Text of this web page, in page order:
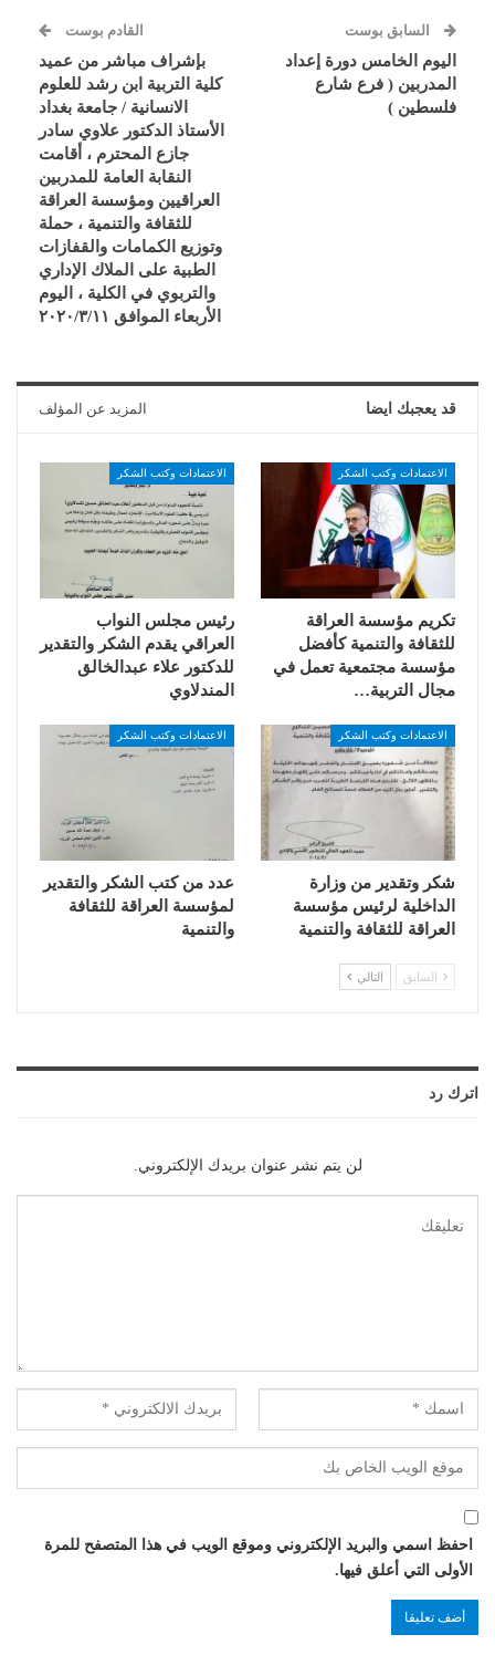
السابق بوست
اليوم الخامس دورة إعداد
المدربين ( فرع شارع
فلسطين )
القادم بوست
بإشراف مباشر من عميد
كلية التربية ابن رشد للعلوم
الانسانية / جامعة بغداد
الأستاذ الدكتور علاوي سادر
جازع المحترم ، أقامت
النقابة العامة للمدربين
العراقيين ومؤسسة العراقة
للثقافة والتنمية ، حملة
وتوزيع الكمامات والقفازات
الطبية على الملاك الإداري
والتربوي في الكلية ، اليوم
الأربعاء الموافق ٢٠٢٠/٣/١١
قد يعجبك ايضا المزيد عن المؤلف
الاعتمادات وكتب الشكر
تكريم مؤسسة العراقة
للثقافة والتنمية كأفضل
مؤسسة مجتمعية تعمل في
مجال التربية…
الاعتمادات وكتب الشكر
رئيس مجلس النواب
العراقي يقدم الشكر والتقدير
للدكتور علاء عبدالخالق
المندلاوي
الاعتمادات وكتب الشكر
شكر وتقدير من وزارة
الداخلية لرئيس مؤسسة
العراقة للثقافة والتنمية
الاعتمادات وكتب الشكر
عدد من كتب الشكر والتقدير
لمؤسسة العراقة للثقافة
والتنمية
السابق التالي
اترك رد
لن يتم نشر عنوان بريدك الإلكتروني.
احفظ اسمي والبريد الإلكتروني وموقع الويب في هذا المتصفح للمرة
الأولى التي أعلق فيها.